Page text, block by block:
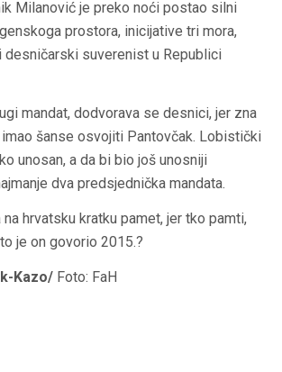
Milanović je preko noći postao silni
prostora, inicijative tri mora,
desničarski suverenist u Republici
mandat, dodvorava se desnici, jer zna
šanse osvojiti Pantovčak. Lobistički
unosan, a da bi bio još unosniji
dva predsjednička mandata.
na hrvatsku kratku pamet, jer tko pamti,
je on govorio 2015.?
Kazo/ Foto: FaH